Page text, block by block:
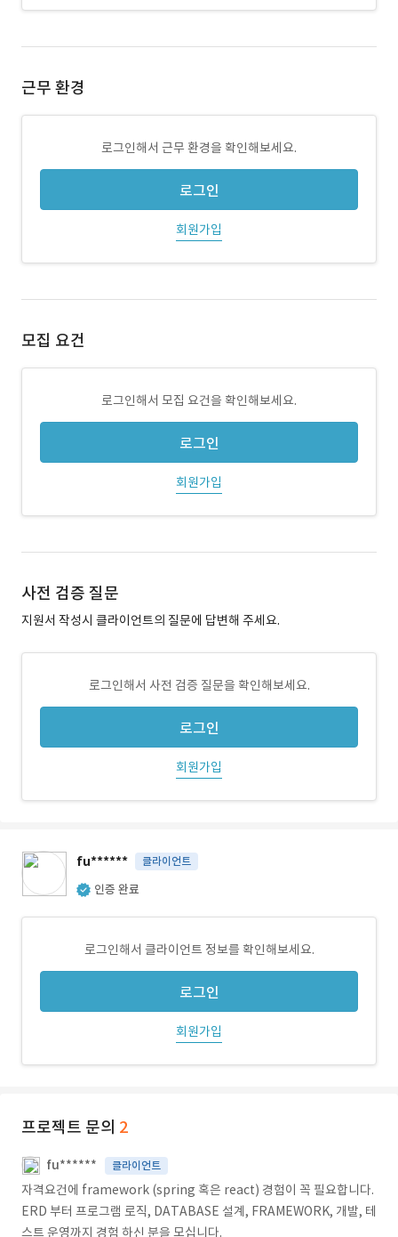
근무 환경
로그인해서 근무 환경을 확인해보세요.
로그인
회원가입
모집 요건
로그인해서 모집 요건을 확인해보세요.
로그인
회원가입
사전 검증 질문
지원서 작성시 클라이언트의 질문에 답변해 주세요.
로그인해서 사전 검증 질문을 확인해보세요.
로그인
회원가입
fu****** 클라이언트
인증 완료
로그인해서 클라이언트 정보를 확인해보세요.
로그인
회원가입
프로젝트 문의 2
fu****** 클라이언트
자격요건에 framework (spring 혹은 react) 경험이 꼭 필요합니다.
ERD 부터 프로그램 로직, DATABASE 설계, FRAMEWORK, 개발, 테
스트 운영까지 경험 하신 분을 모십니다.